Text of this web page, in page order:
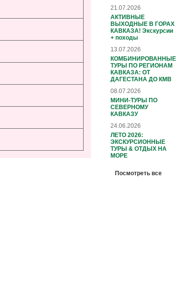
21.07.2026
АКТИВНЫЕ
ВЫХОДНЫЕ В ГОРАХ
КАВКАЗА! Экскурсии
+ походы
13.07.2026
КОМБИНИРОВАННЫЕ
ТУРЫ ПО РЕГИОНАМ
КАВКАЗА: ОТ
ДАГЕСТАНА ДО КМВ
08.07.2026
МИНИ-ТУРЫ ПО
СЕВЕРНОМУ
КАВКАЗУ
24.06.2026
ЛЕТО 2026:
ЭКСКУРСИОННЫЕ
ТУРЫ & ОТДЫХ НА
МОРЕ
Посмотреть все